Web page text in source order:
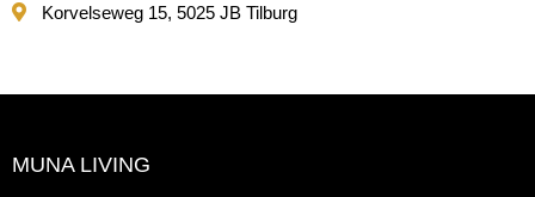
Korvelseweg 15, 5025 JB Tilburg
MUNA LIVING